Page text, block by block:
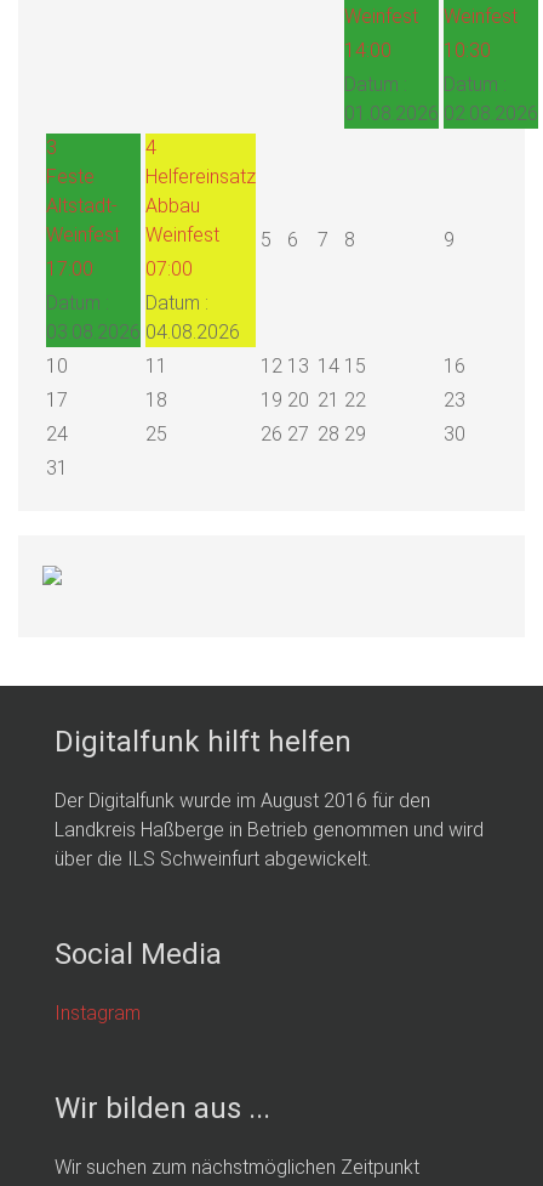
Weinfest
14:00
Datum :
01.08.2026
Weinfest
10:30
Datum :
02.08.2026
3
Feste
Altstadt-
Weinfest
17:00
Datum :
03.08.2026
4
Helfereinsatz
Abbau
Weinfest
07:00
Datum :
04.08.2026
5 6 7 8 9
10 11 12 13 14 15
16
17
18 19 20 21 22
23
24
25 26 27 28 29
30
31
Digitalfunk hilft helfen
Der Digitalfunk wurde im August 2016 für den
Landkreis Haßberge in Betrieb genommen und wird
über die ILS Schweinfurt abgewickelt.
Social Media
Instagram
Wir bilden aus ...
Wir suchen zum nächstmöglichen Zeitpunkt